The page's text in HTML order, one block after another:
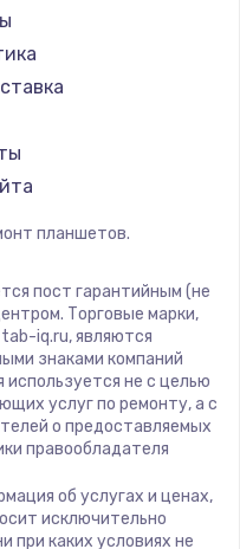
планшетов.
пост гарантийным (не
Торговые марки,
iq.ru, являются
знаками компаний
не с целью
услуг по ремонту, а с
о предоставляемых
правообладателя
об услугах и ценах,
исключительно
при каких условиях не